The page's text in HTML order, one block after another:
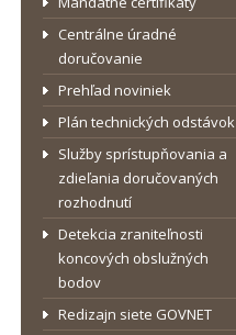
Centrálne úradné
doručovanie
Prehľad noviniek
Plán technických odstávok
Služby sprístupňovania a
zdieľania doručovaných
rozhodnutí
Detekcia zraniteľnosti
koncových obslužných
bodov
Redizajn siete GOVNET